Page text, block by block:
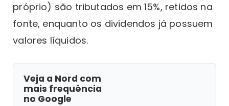
próprio) são tributados em 15%, retidos na
fonte, enquanto os dividendos já possuem
valores líquidos.
Veja a Nord com
mais frequência
no Google